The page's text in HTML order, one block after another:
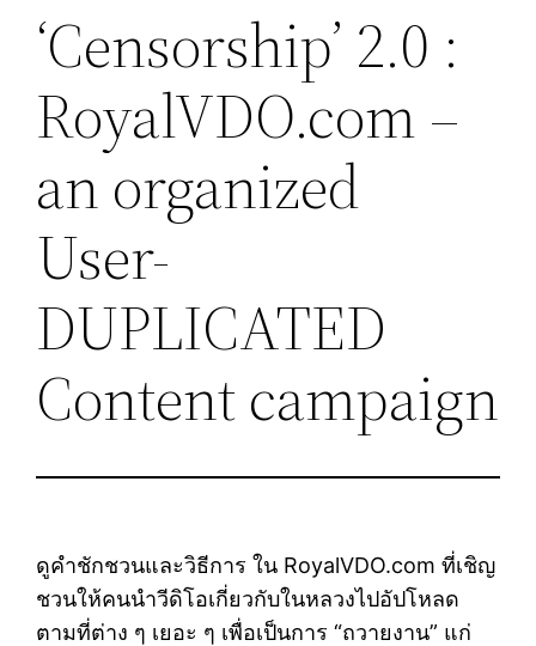
‘Censorship’ 2.0 :
RoyalVDO.com –
an organized
User-
DUPLICATED
Content campaign
ดูคำชักชวนและวิธีการ ใน RoyalVDO.com ที่เชิญ
ชวนให้คนนำวีดิโอเกี่ยวกับในหลวงไปอัปโหลด
ตามที่ต่าง ๆ เยอะ ๆ เพื่อเป็นการ “ถวายงาน” แก่